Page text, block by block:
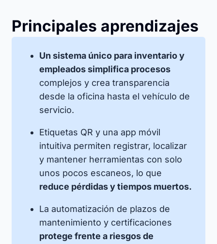
Principales aprendizajes
Un sistema único para inventario y
empleados simplifica procesos
complejos y crea transparencia
desde la oficina hasta el vehículo de
servicio.​
Etiquetas QR y una app móvil
intuitiva permiten registrar, localizar
y mantener herramientas con solo
unos pocos escaneos, lo que
reduce pérdidas y tiempos muertos.​
La automatización de plazos de
mantenimiento y certificaciones
protege frente a riesgos de